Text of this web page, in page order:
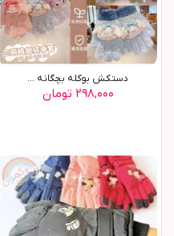
دستکش بوکله بچگانه ...
۲۹۸,۰۰۰ تومان